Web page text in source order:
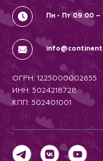
Пн - Пт 09:00 –
ОГРН: 1225000002655
ИНН: 5024218728
КПП: 502401001